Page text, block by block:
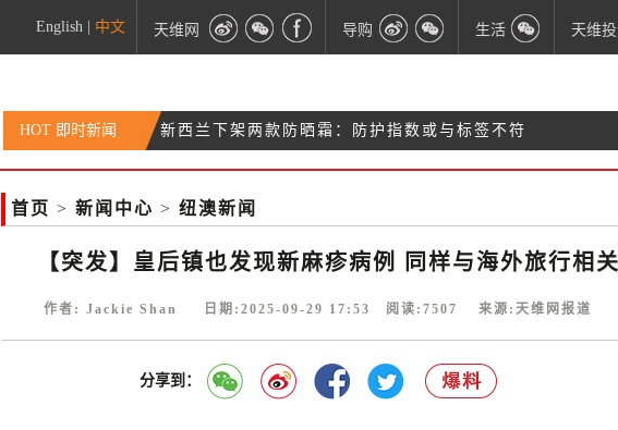
English 中文 天维网 导购 生活 天维
HOT 即时新闻
新西兰下架两款防晒霜：防护指数或与标签不符
续增长
【突发】皇后镇也发现新麻疹病例 同样与海外旅行相
关
首页 > 新闻中心 > 纽澳新闻
【突发】皇后镇也发现新麻疹病例 同样与海外旅行相
作者: Jackie Shan 日期:2025-09-29 17:53 阅读: 7507 来源:天维网报道
分享到：